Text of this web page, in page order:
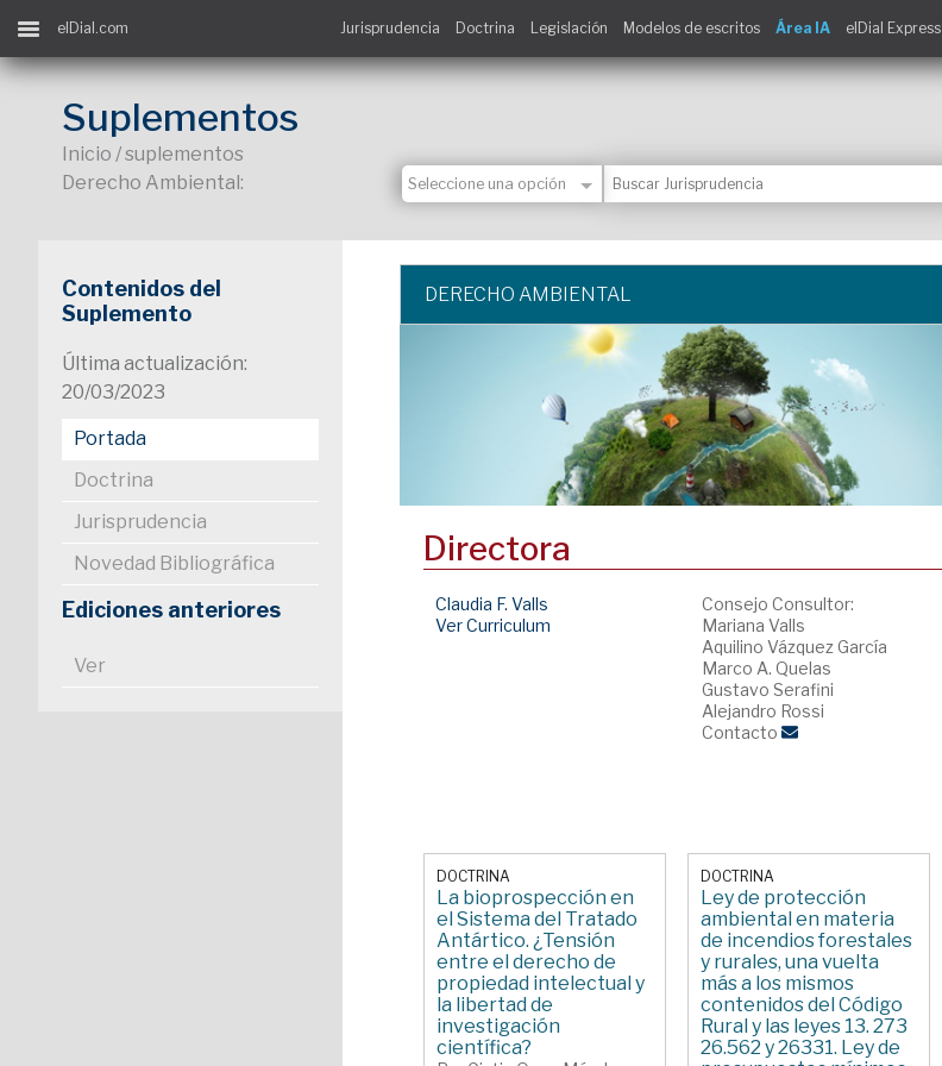
elDial.com Jurisprudencia Doctrina Legislación Modelos de escritos Área IA elDial Express
Suplementos
Inicio / suplementos
Derecho Ambiental:
Contenidos del
Suplemento
Última actualización:
20/03/2023
Portada
Doctrina
Jurisprudencia
Novedad Bibliográfica
Ediciones anteriores
Ver
DERECHO AMBIENTAL
Directora
Claudia F. Valls
Ver Curriculum
Consejo Consultor:
Mariana Valls
Aquilino Vázquez García
Marco A. Quelas
Gustavo Serafini
Alejandro Rossi
Contacto
DOCTRINA
La bioprospección en
el Sistema del Tratado
Antártico. ¿Tensión
entre el derecho de
propiedad intelectual y
la libertad de
investigación
científica?
DOCTRINA
Ley de protección
ambiental en materia
de incendios forestales
y rurales, una vuelta
más a los mismos
contenidos del Código
Rural y las leyes 13. 273
26.562 y 26331. Ley de